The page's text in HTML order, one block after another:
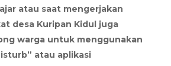
atau saat mengerjakan
desa Kuripan Kidul juga
warga untuk menggunakan
atau aplikasi